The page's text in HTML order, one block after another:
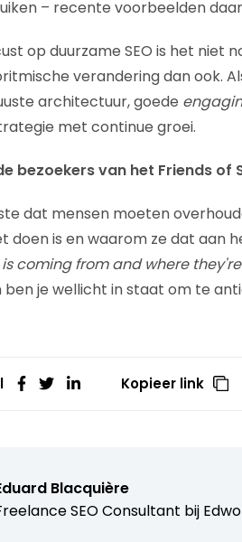
– recente voorbeelden
op duurzame SEO is het niet
verandering dan ook.
architectuur, goede
met continue groei.
bezoekers van het Friends
dat mensen moeten
doen is en waarom ze dat aan
coming from and where
ben je wellicht in staat om te
Kopieer link
Blacquière
SEO Consultant bij